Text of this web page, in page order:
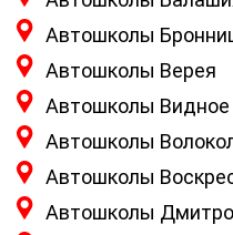
Автошколы
Автошколы Верея
Автошколы Видное
Автошколы
Автошколы
Автошколы